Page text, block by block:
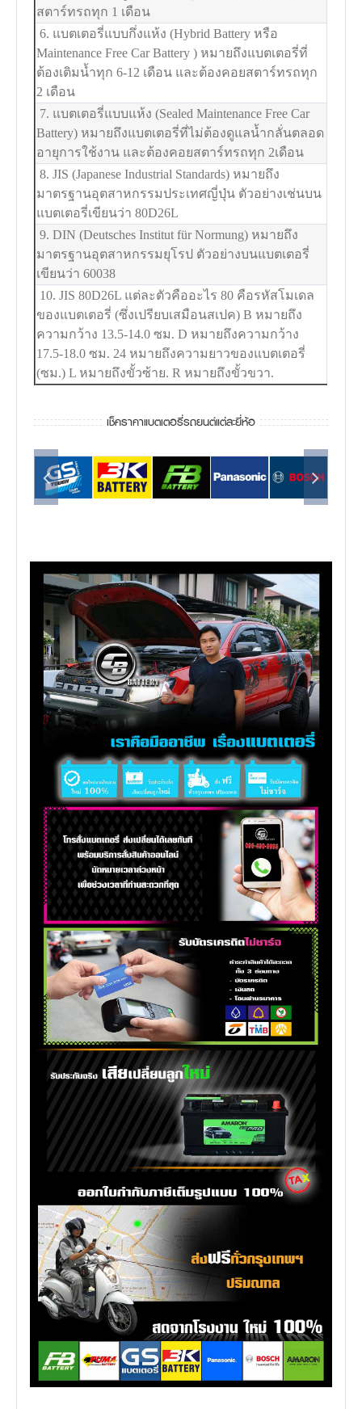
สตาร์ทรถทุก 1 เดือน
6. แบตเตอรี่แบบกึ่งแห้ง (Hybrid Battery หรือ
Maintenance Free Car Battery ) หมายถึงแบตเตอรี่ที่
ต้องเติมน้ำทุก 6-12 เดือน และต้องคอยสตาร์ทรถทุก
2 เดือน
7. แบตเตอรี่แบบแห้ง (Sealed Maintenance Free Car
Battery) หมายถึงแบตเตอรี่ที่ไม่ต้องดูแลน้ำกลั่นตลอด
อายุการใช้งาน และต้องคอยสตาร์ทรถทุก 2เดือน
8. JIS (Japanese Industrial Standards) หมายถึง
มาตรฐานอุตสาหกรรมประเทศญี่ปุ่น ตัวอย่างเช่นบน
แบตเตอรี่เขียนว่า 80D26L
9. DIN (Deutsches Institut für Normung) หมายถึง
มาตรฐานอุตสาหกรรมยุโรป ตัวอย่างบนแบตเตอรี่
เขียนว่า 60038
10. JIS 80D26L แต่ละตัวคืออะไร 80 คือรหัสโมเดล
ของแบตเตอรี่ (ซึ่งเปรียบเสมือนสเปค) B หมายถึง
ความกว้าง 13.5-14.0 ซม. D หมายถึงความกว้าง
17.5-18.0 ซม. 24 หมายถึงความยาวของแบตเตอรี่
(ซม.) L หมายถึงขั้วซ้าย. R หมายถึงขั้วขวา.
เช็คราคาแบตเตอรี่รถยนต์แต่ละยี่ห้อ